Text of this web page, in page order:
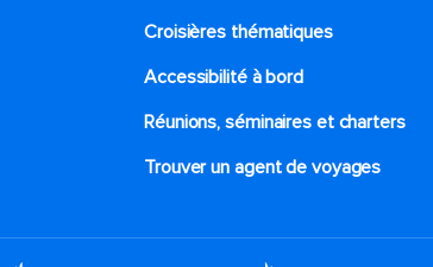
Croisières thématiques
Accessibilité à bord​
Réunions, séminaires et charters
Trouver un agent de voyages